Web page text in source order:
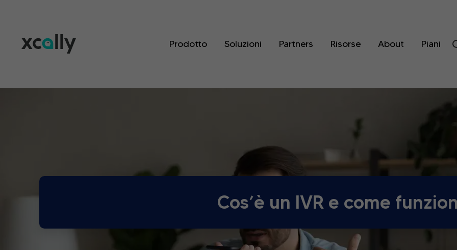
Prodotto Soluzioni Partners Risorse About Piani
Cos’è un IVR e come